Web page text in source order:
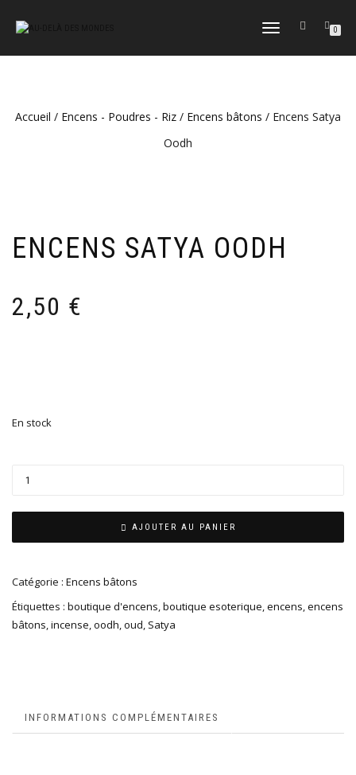
DÉPLIER
NAVIGATION
0
Accueil / Encens - Poudres - Riz / Encens bâtons / Encens Satya
Oodh
ENCENS SATYA OODH
2,50 €
En stock
AJOUTER AU PANIER
Catégorie : Encens bâtons
Étiquettes : boutique d'encens,boutique esoterique,encens,encens
bâtons,incense,oodh,oud, Satya
INFORMATIONS COMPLÉMENTAIRES